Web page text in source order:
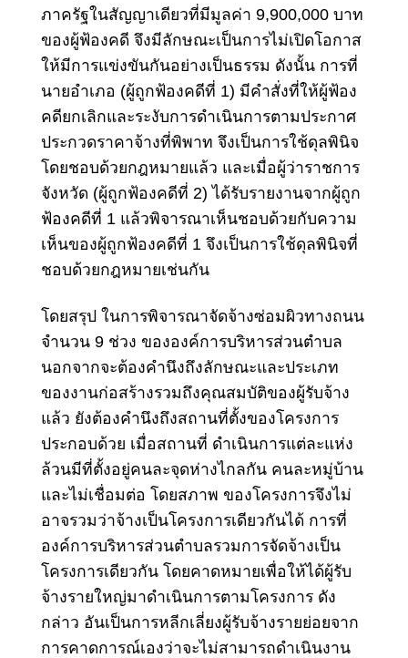
ภาครัฐในสัญญาเดียวที่มีมูลค่า 9,900,000 บาท
ของผู้ฟ้องคดี จึงมีลักษณะเป็นการไม่เปิดโอกาส
ให้มีการแข่งขันกันอย่างเป็นธรรม ดังนั้น การที่
นายอําเภอ (ผู้ถูกฟ้องคดีที่ 1) มีคําสั่งที่ให้ผู้ฟ้อง
คดียกเลิกและระงับการดําเนินการตามประกาศ
ประกวดราคาจ้างที่พิพาท จึงเป็นการใช้ดุลพินิจ
โดยชอบด้วยกฎหมายแล้ว และเมื่อผู้ว่าราชการ
จังหวัด (ผู้ถูกฟ้องคดีที่ 2) ได้รับรายงานจากผู้ถูก
ฟ้องคดีที่ 1 แล้วพิจารณาเห็นชอบด้วยกับความ
เห็นของผู้ถูกฟ้องคดีที่ 1 จึงเป็นการใช้ดุลพินิจที่
ชอบด้วยกฎหมายเช่นกัน
โดยสรุป ในการพิจารณาจัดจ้างซ่อมผิวทางถนน
จํานวน 9 ช่วง ขององค์การบริหารส่วนตําบล
นอกจากจะต้องคํานึงถึงลักษณะและประเภท
ของงานก่อสร้างรวมถึงคุณสมบัติของผู้รับจ้าง
แล้ว ยังต้องคํานึงถึงสถานที่ตั้งของโครงการ
ประกอบด้วย เมื่อสถานที่ ดําเนินการแต่ละแห่ง
ล้วนมีที่ตั้งอยู่คนละจุดห่างไกลกัน คนละหมู่บ้าน
และไม่เชื่อมต่อ โดยสภาพ ของโครงการจึงไม่
อาจรวมว่าจ้างเป็นโครงการเดียวกันได้ การที่
องค์การบริหารส่วนตําบลรวมการจัดจ้างเป็น
โครงการเดียวกัน โดยคาดหมายเพื่อให้ได้ผู้รับ
จ้างรายใหญ่มาดําเนินการตามโครงการ ดัง
กล่าว อันเป็นการหลีกเลี่ยงผู้รับจ้างรายย่อยจาก
การคาดการณ์เองว่าจะไม่สามารถดําเนินงาน